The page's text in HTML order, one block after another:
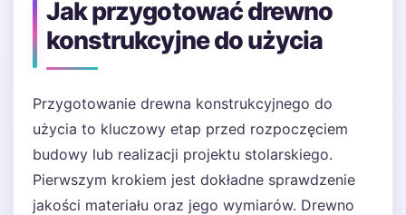
Jak przygotować drewno
konstrukcyjne do użycia
Przygotowanie drewna konstrukcyjnego do
użycia to kluczowy etap przed rozpoczęciem
budowy lub realizacji projektu stolarskiego.
Pierwszym krokiem jest dokładne sprawdzenie
jakości materiału oraz jego wymiarów. Drewno